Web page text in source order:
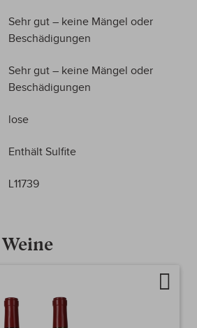
Sehr gut – keine Mängel oder
Beschädigungen
Sehr gut – keine Mängel oder
Beschädigungen
lose
Enthält Sulfite
L11739